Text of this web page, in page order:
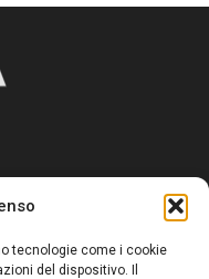
tecnologie come i cookie
del dispositivo. Il
“liberamente” i
un occhio rivolto al
futuro